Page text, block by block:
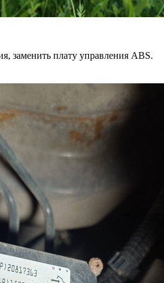
заменить плату управления ABS.